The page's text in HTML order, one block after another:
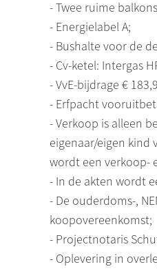
- Twee ruime
- Energielabel A;
- Bushalte voor de
- Cv-ketel: Intergas
- VvE-bijdrage €
- Erfpacht
- Verkoop is alleen
eigenaar/eigen kind
wordt een verkoop-
- In de akten wordt
- De ouderdoms-,
koopovereenkomst;
- Projectnotaris
- Oplevering in